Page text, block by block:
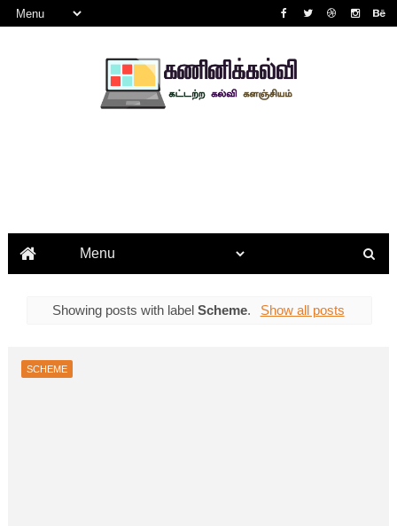
Showing posts with labelScheme. Show all posts
SCHEME